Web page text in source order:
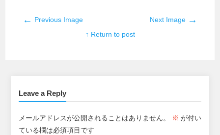
← Previous Image Next Image →
↑ Return to post
Leave a Reply
メールアドレスが公開されることはありません。 ※ が付い
ている欄は必須項目です